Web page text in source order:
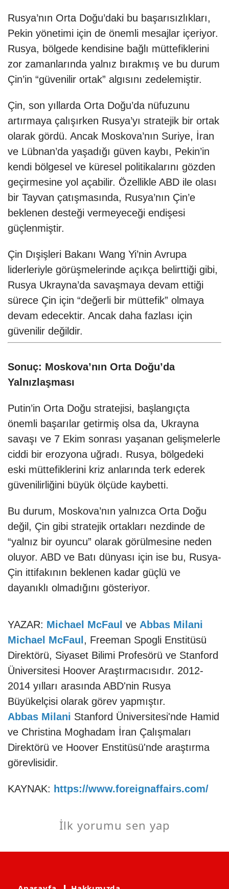
Rusya’nın Orta Doğu’daki bu başarısızlıkları,
Pekin yönetimi için de önemli mesajlar içeriyor.
Rusya, bölgede kendisine bağlı müttefiklerini
zor zamanlarında yalnız bırakmış ve bu durum
Çin’in “güvenilir ortak” algısını zedelemiştir.
Çin, son yıllarda Orta Doğu’da nüfuzunu
artırmaya çalışırken Rusya’yı stratejik bir ortak
olarak gördü. Ancak Moskova’nın Suriye, İran
ve Lübnan’da yaşadığı güven kaybı, Pekin’in
kendi bölgesel ve küresel politikalarını gözden
geçirmesine yol açabilir. Özellikle ABD ile olası
bir Tayvan çatışmasında, Rusya’nın Çin’e
beklenen desteği vermeyeceği endişesi
güçlenmiştir.
Çin Dışişleri Bakanı Wang Yi’nin Avrupa
liderleriyle görüşmelerinde açıkça belirttiği gibi,
Rusya Ukrayna’da savaşmaya devam ettiği
sürece Çin için “değerli bir müttefik” olmaya
devam edecektir. Ancak daha fazlası için
güvenilir değildir.
Sonuç: Moskova’nın Orta Doğu’da
Yalnızlaşması
Putin’in Orta Doğu stratejisi, başlangıçta
önemli başarılar getirmiş olsa da, Ukrayna
savaşı ve 7 Ekim sonrası yaşanan gelişmelerle
ciddi bir erozyona uğradı. Rusya, bölgedeki
eski müttefiklerini kriz anlarında terk ederek
güvenilirliğini büyük ölçüde kaybetti.
Bu durum, Moskova’nın yalnızca Orta Doğu
değil, Çin gibi stratejik ortakları nezdinde de
“yalnız bir oyuncu” olarak görülmesine neden
oluyor. ABD ve Batı dünyası için ise bu, Rusya-
Çin ittifakının beklenen kadar güçlü ve
dayanıklı olmadığını gösteriyor.
YAZAR: Michael McFaul ve Abbas Milani
Michael McFaul, Freeman Spogli Enstitüsü
Direktörü, Siyaset Bilimi Profesörü ve Stanford
Üniversitesi Hoover Araştırmacısıdır. 2012-
2014 yılları arasında ABD'nin Rusya
Büyükelçisi olarak görev yapmıştır.
Abbas Milani Stanford Üniversitesi'nde Hamid
ve Christina Moghadam İran Çalışmaları
Direktörü ve Hoover Enstitüsü'nde araştırma
görevlisidir.
KAYNAK: https://www.foreignaffairs.com/
İlk yorumu sen yap